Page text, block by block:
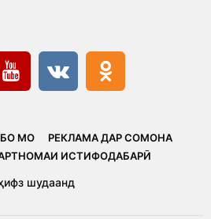
МО
РЕКЛАМА ДАР СОМОНА
ИСТИФОДАБАРӢ
шудаанд